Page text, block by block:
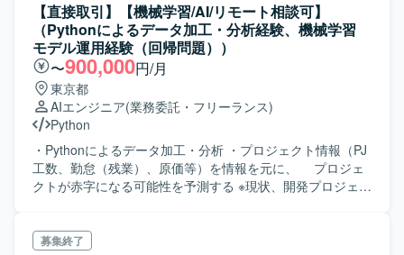
【直接取引】【機械学習/AI/リモート相談可】
（Pythonによるデータ加工・分析経験、機械学習
モデル運用経験（回帰問題））
〜900,000円/月
東京都
AIエンジニア(業務委託・フリーランス)
Python
・Pythonによるデータ加工・分析 ・プロジェクト情報（PJ
工数、勤怠（残業）、原価等）を情報を元に、 プロジェ
クトが赤字になる可能性を予測する ※現状、開発プロジェク
ーが1名（某事業会社）で、進捗を相談しながら、進める。
募集終了